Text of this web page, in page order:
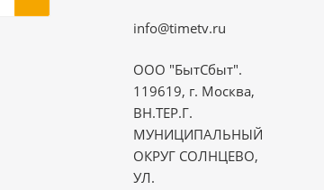
info@timetv.ru
ООО "БытСбыт".
119619, г. Москва,
ВН.ТЕР.Г.
МУНИЦИПАЛЬНЫЙ
ОКРУГ СОЛНЦЕВО,
УЛ.